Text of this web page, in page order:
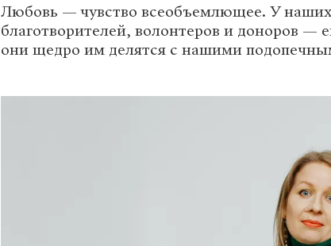
Любовь — чувство всеобъемлющее. У
благотворителей, волонтеров и доноров —
они щедро им делятся с нашими